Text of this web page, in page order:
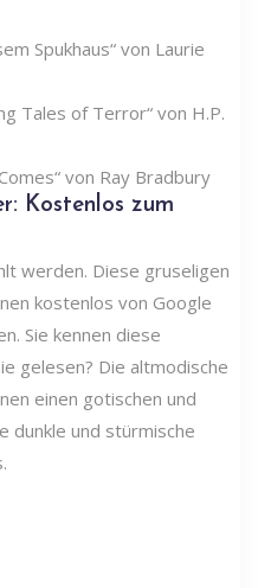
Spukhaus“ von Laurie
Tales of Terror“ von H.P.
von Ray Bradbury
Kostenlos zum
werden. Diese gruseligen
kostenlos von Google
Sie kennen diese
gelesen? Die altmodische
einen gotischen und
dunkle und stürmische